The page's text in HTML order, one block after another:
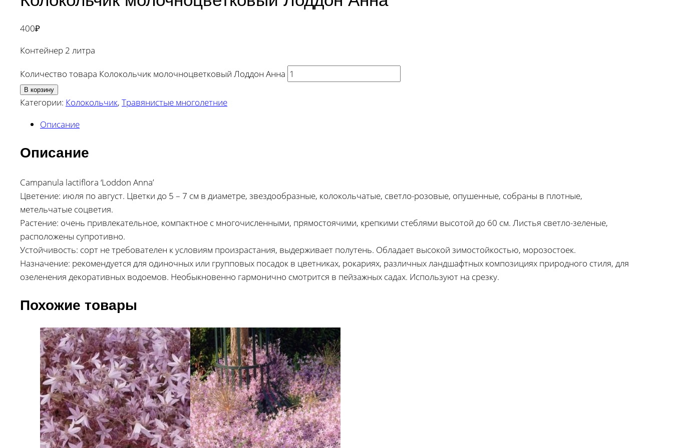
400₽
Контейнер 2 литра
Количество товара Колокольчик молочноцветковый Лоддон Анна
В корзину
Категории: Колокольчик, Травянистые многолетние
Описание
Описание
Campanula lactiflora ‘Loddon Anna’
Цветение: июля по август. Цветки до 5 – 7 см в диаметре, звездообразные, колокольчатые, светло-розовые, опушенные, собраны в плотные,
метельчатые соцветия.
Растение: очень привлекательное, компактное с многочисленными, прямостоячими, крепкими стеблями высотой до 60 см. Листья светло-зеленые,
расположены супротивно.
Устойчивость: сорт не требователен к условиям произрастания, выдерживает полутень. Обладает высокой зимостойкостью, морозостоек.
Назначение: рекомендуется для одиночных или групповых посадок в цветниках, рокариях, различных ландшафтных композициях природного стиля, для
озеленения декоративных водоемов. Необыкновенно гармонично смотрится в пейзажных садах. Используют на срезку.
Похожие товары